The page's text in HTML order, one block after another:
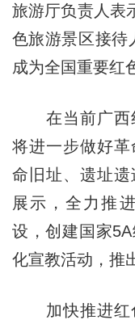
旅游厅负责人表
色旅游景区接待
成为全国重要红
在当前广西
将进一步做好
命旧址、遗址
展示，全力推
设，创建国家
化宣教活动，推
加快推进红